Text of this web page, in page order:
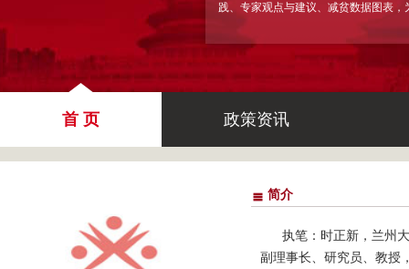
践、专家观点与建议、减贫数据图表
首 页 政策资讯
简介
执笔：时正新，兰州
副理事长、研究员、教授